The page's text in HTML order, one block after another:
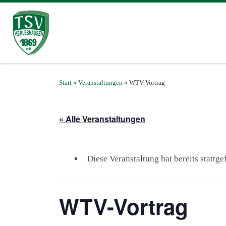
Zum Inhalt springen
Start » Veranstaltungen » WTV-Vortrag
« Alle Veranstaltungen
Diese Veranstaltung hat bereits
WTV-Vortrag